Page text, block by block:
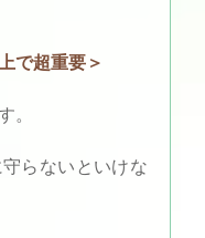
で超重要＞
。
らないといけな